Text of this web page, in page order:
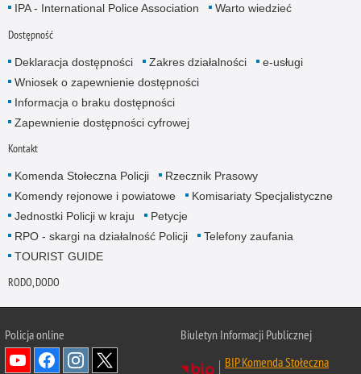
IPA - International Police Association
Warto wiedzieć
Dostępność
Deklaracja dostępności Zakres działalności
e-usługi
Wniosek o zapewnienie dostępności
Informacja o braku dostępności
Zapewnienie dostępności cyfrowej
Kontakt
Komenda Stołeczna Policji
Rzecznik Prasowy
Komendy rejonowe i powiatowe
Komisariaty Specjalistyczne
Jednostki Policji w kraju
Petycje
RPO - skargi na działalność Policji
Telefony zaufania
TOURIST GUIDE
RODO, DODO
Policja online
Biuletyn Informacji Publicznej
BIP Komenda Stołeczna